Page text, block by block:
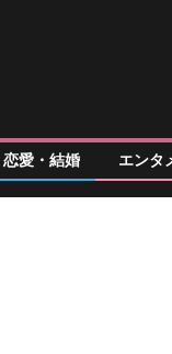
恋愛・結婚 エンタ